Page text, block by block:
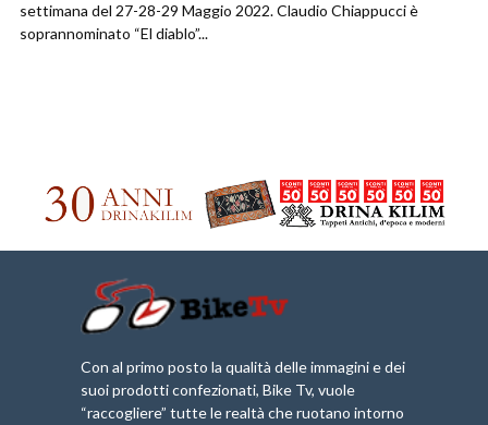
settimana del 27-28-29 Maggio 2022. Claudio Chiappucci è
soprannominato “El diablo”...
Con al primo posto la qualità delle immagini e dei
suoi prodotti confezionati, Bike Tv, vuole
“raccogliere” tutte le realtà che ruotano intorno